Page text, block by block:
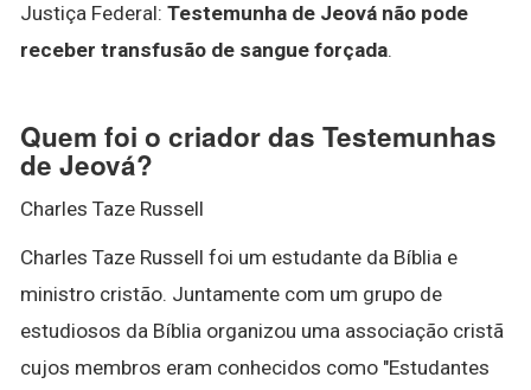
Justiça Federal: Testemunha de Jeová não pode
receber transfusão de sangue forçada.
Quem foi o criador das Testemunhas
de Jeová?
Charles Taze Russell
Charles Taze Russell foi um estudante da Bíblia e
ministro cristão. Juntamente com um grupo de
estudiosos da Bíblia organizou uma associação cristã
cujos membros eram conhecidos como "Estudantes